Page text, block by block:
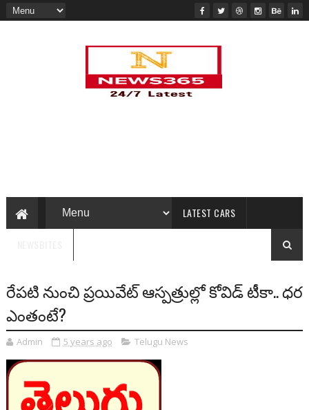
LATEST CARS
రేపటి నుంచి ప్రయివేట్ ఆస్పత్రుల్లో కోవిడ్ టీకా.. ధర
ఎంతంటే?
Admin 5 years ago Telugu News